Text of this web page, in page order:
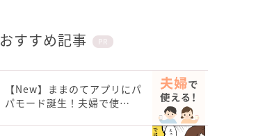
おすすめ記事 PR
【New】ままのてアプリにパ
パモード誕生！夫婦で使…